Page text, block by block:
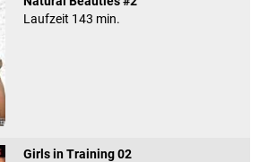
Laufzeit 143 min.
Girls in Training 02